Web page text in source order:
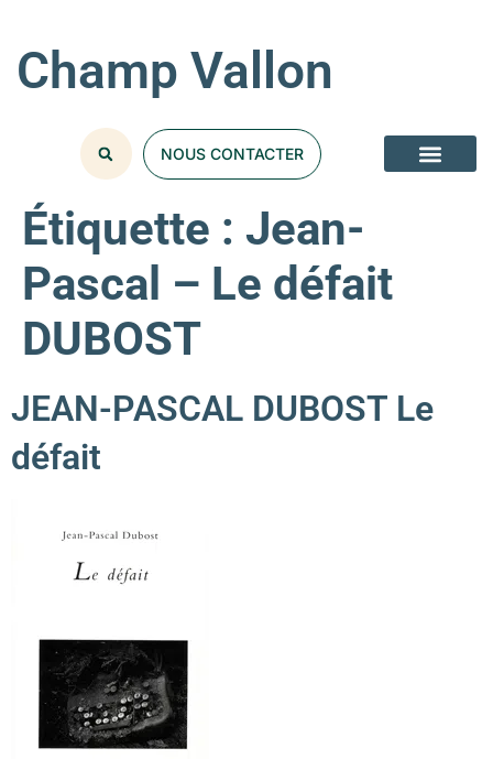
Champ Vallon
NOUS CONTACTER
Étiquette : Jean-
Pascal – Le défait
DUBOST
JEAN-PASCAL DUBOST Le
défait